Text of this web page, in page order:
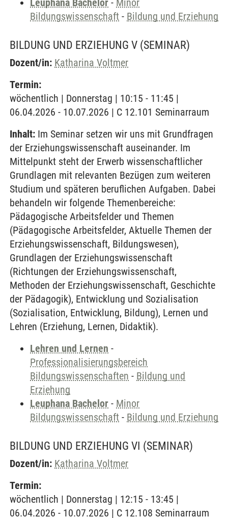
Leuphana Bachelor - Minor
Bildungswissenschaft - Bildung und Erziehung
BILDUNG UND ERZIEHUNG V (SEMINAR)
Dozent/in: Katharina Voltmer
Termin:
wöchentlich | Donnerstag | 10:15 - 11:45 |
06.04.2026 - 10.07.2026 | C 12.101 Seminarraum
Inhalt: Im Seminar setzen wir uns mit Grundfragen
der Erziehungswissenschaft auseinander. Im
Mittelpunkt steht der Erwerb wissenschaftlicher
Grundlagen mit relevanten Bezügen zum weiteren
Studium und späteren beruflichen Aufgaben. Dabei
behandeln wir folgende Themenbereiche:
Pädagogische Arbeitsfelder und Themen
(Pädagogische Arbeitsfelder, Aktuelle Themen der
Erziehungswissenschaft, Bildungswesen),
Grundlagen der Erziehungswissenschaft
(Richtungen der Erziehungswissenschaft,
Methoden der Erziehungswissenschaft, Geschichte
der Pädagogik), Entwicklung und Sozialisation
(Sozialisation, Entwicklung, Bildung), Lernen und
Lehren (Erziehung, Lernen, Didaktik).
Lehren und Lernen -
Professionalisierungsbereich
Bildungswissenschaften - Bildung und
Erziehung
Leuphana Bachelor - Minor
Bildungswissenschaft - Bildung und Erziehung
BILDUNG UND ERZIEHUNG VI (SEMINAR)
Dozent/in: Katharina Voltmer
Termin:
wöchentlich | Donnerstag | 12:15 - 13:45 |
06.04.2026 - 10.07.2026 | C 12.108 Seminarraum